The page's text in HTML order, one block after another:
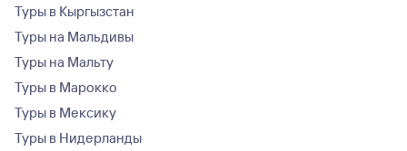
Туры в Кыргызстан
Туры на Мальдивы
Туры на Мальту
Туры в Марокко
Туры в Мексику
Туры в Нидерланды